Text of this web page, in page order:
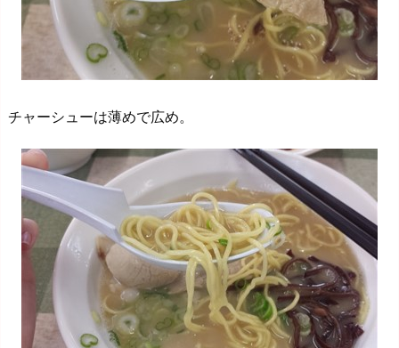
チャーシューは薄めで広め。